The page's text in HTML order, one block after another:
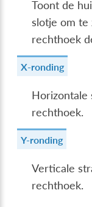
Toont de
slotje om te
rechthoek
X-ronding
Horizontale
rechthoek.
Y-ronding
Verticale
rechthoek.